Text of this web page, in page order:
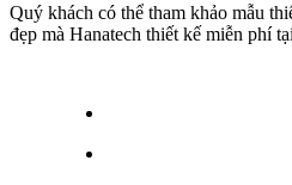
Quý khách có thể tham khảo mẫu
đẹp mà Hanatech thiết kế miễn phí